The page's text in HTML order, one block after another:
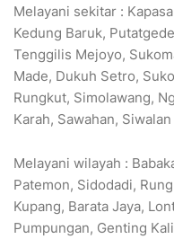
Melayani sekitar :
Kedung Baruk,
Tenggilis Mejoyo,
Made, Dukuh Setro,
Rungkut, Simolawang,
Karah, Sawahan,
Melayani wilayah :
Patemon, Sidodadi,
Kupang, Barata Jaya,
Pumpungan, Genting